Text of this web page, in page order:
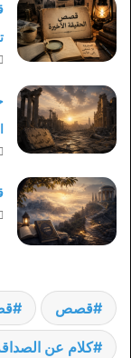
قصص
كلام عن